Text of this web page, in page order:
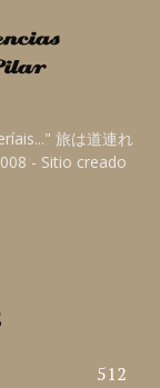
旅は道連れ
- Sitio creado
512